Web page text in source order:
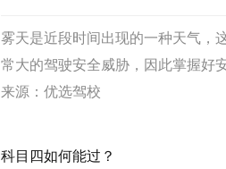
雾天是近段时间出现的一种天气，
常大的驾驶安全威胁，因此掌握好
要的。为了大家能更好的在雾天行
来源：优选驾校
科目四如何能过？